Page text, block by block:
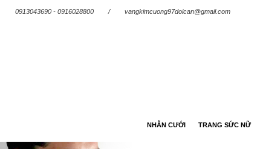
0913043690 - 0916028800 /
vangkimcuong97doican@gmail.com
NHẪN CƯỚI TRANG SỨC NỮ